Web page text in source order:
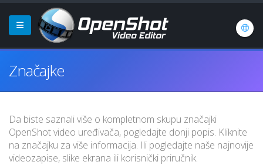
Značajke
Da biste saznali više o kompletnom skupu značajki
OpenShot video uređivača, pogledajte donji popis. Kliknite
na značajku za više informacija. Ili pogledajte naše najnovije
videozapise, slike ekrana ili korisnički priručnik.